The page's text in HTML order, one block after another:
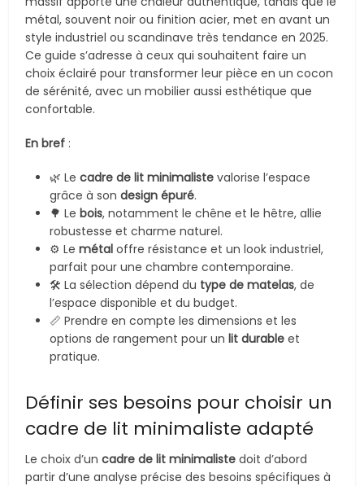
métal, souvent noir ou finition acier, met en avant un
style industriel ou scandinave très tendance en 2025.
Ce guide s’adresse à ceux qui souhaitent faire un
choix éclairé pour transformer leur pièce en un cocon
de sérénité, avec un mobilier aussi esthétique que
confortable.
En bref :
🌿 Lecadre de lit minimaliste valorise l’espace
grâce à sondesign épuré.
🌳 Lebois, notamment le chêne et le hêtre, allie
robustesse et charme naturel.
⚙️ Lemétal offre résistance et un look industriel,
parfait pour une chambre contemporaine.
🛠️ La sélection dépend du type de matelas, de
l’espace disponible et du budget.
📏 Prendre en compte les dimensions et les
options de rangement pour unlit durable et
pratique.
Définir ses besoins pour choisir un
cadre de lit minimaliste adapté
Le choix d’uncadre de lit minimaliste doit d’abord
partir d’une analyse précise des besoins spécifiques à